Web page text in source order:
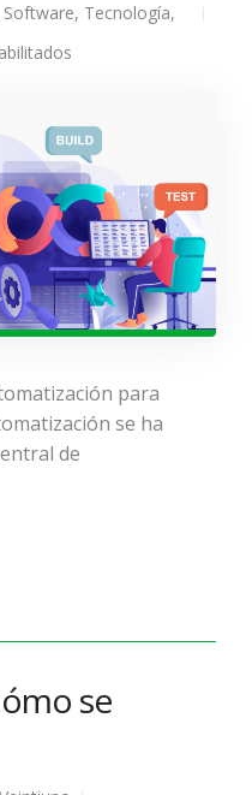
Software, Tecnología,
para
se ha
de
se